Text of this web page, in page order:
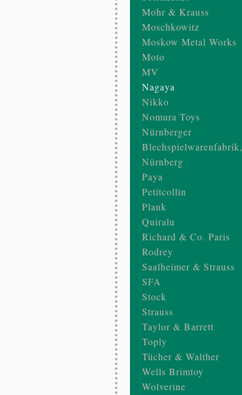
Mohr & Krauss
Moschkowitz
Moskow Metal Works
Moto
MV
Nagaya
Nikko
Nomura Toys
Nürnberger
Blechspielwarenfabrik,
Nürnberg
Paya
Petitcollin
Plank
Quiralu
Richard & Co. Paris
Rodrey
Saalheimer & Strauss
SFA
Stock
Strauss
Taylor & Barrett
Toply
Tücher & Walther
Wells Brimtoy
Wolverine